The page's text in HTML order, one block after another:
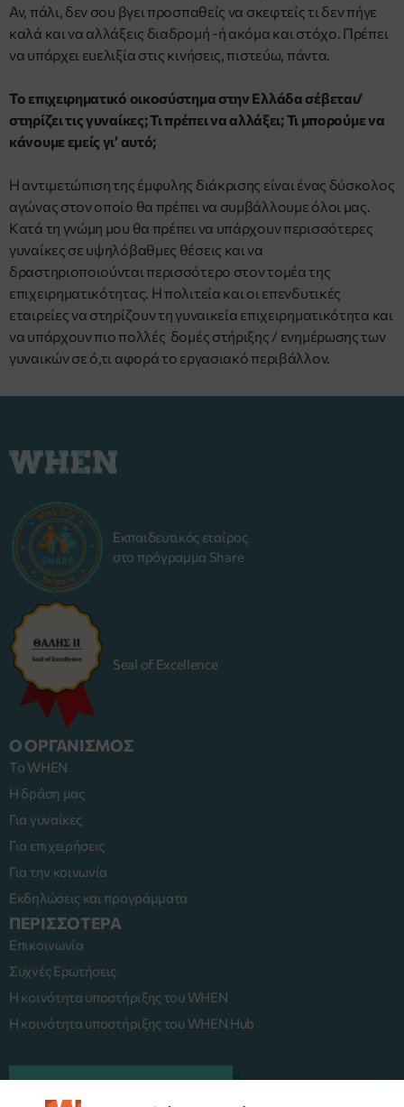
Αν, πάλι, δεν σου βγει προσπαθείς να σκεφτείς τι δεν πήγε
καλά και να αλλάξεις διαδρομή -ή ακόμα και στόχο. Πρέπει
να υπάρχει ευελιξία στις κινήσεις, πιστεύω, πάντα.
Το επιχειρηματικό οικοσύστημα στην Ελλάδα σέβεται/
στηρίζει τις γυναίκες; Τι πρέπει να αλλάξει; Τι μπορούμε να
κάνουμε εμείς γι’ αυτό;
Η αντιμετώπιση της έμφυλης διάκρισης είναι ένας δύσκολος
αγώνας στον οποίο θα πρέπει να συμβάλλουμε όλοι μας.
Kατά τη γνώμη μου θα πρέπει να υπάρχουν περισσότερες
γυναίκες σε υψηλόβαθμες θέσεις και να
δραστηριοποιούνται περισσότερο στον τομέα της
επιχειρηματικότητας. Η πολιτεία και οι επενδυτικές
εταιρείες να στηρίζουν τη γυναικεία επιχειρηματικότητα και
να υπάρχουν πιο πολλές δομές στήριξης / ενημέρωσης των
γυναικών σε ό,τι αφορά το εργασιακό περιβάλλον.
Εκπαιδευτικός εταίρος
στο πρόγραμμα Share
Seal of Excellence
Ο ΟΡΓΑΝΙΣΜΟΣ
Το WHEN
Η δράση μας
Για γυναίκες
Για επιχειρήσεις
Για την κοινωνία
Εκδηλώσεις και προγράμματα
ΠΕΡΙΣΣΟΤΕΡΑ
Επικοινωνία
Συχνές Ερωτήσεις
Η κοινότητα υποστήριξης του WHEN
Η κοινότητα υποστήριξης του WHEN Hub